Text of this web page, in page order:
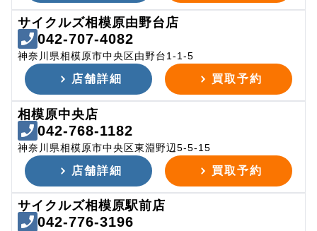
サイクルズ相模原由野台店
042-707-4082
神奈川県相模原市中央区由野台1-1-5
店舗詳細 買取予約
相模原中央店
042-768-1182
神奈川県相模原市中央区東淵野辺5-5-15
店舗詳細 買取予約
サイクルズ相模原駅前店
042-776-3196